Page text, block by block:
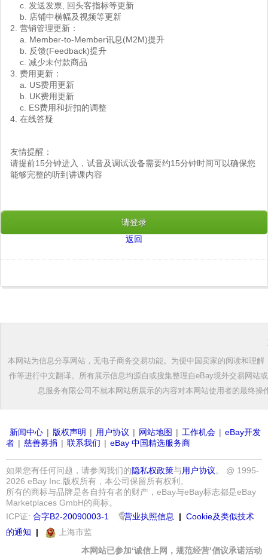
c. 发送发票, 回头客指标等更新
b. 店铺中横幅及视频等更新
2. 营销管理更新：
a. Member-to-Member讯息(M2M)提升
b. 反馈(Feedback)提升
c. 减少未付款商品
3. 费用更新：
a. US费用更新
b. UK费用更新
c. ES费用和折扣的调整
4. 在线答疑
友情提醒：
请提前15分钟进入，试音及调试设备需要约15分钟时间可以确保您
能够完整的听到讲课内容
请登录
返回
本网站为信息分享网站，无电子商务交易功能。为便中国卖家的阅读和理
作等进行中文翻译。所有展示信息均源自或搜集整理自eBay境外交易网站
息服务有限公司不就本网站所展示的内容对本网站使用者的最终
新闻中心 | 版权声明 | 用户协议 | 网站地图 | 工作机会 | eBay开发
者 | 慈善募捐 | 联系我们 | eBay 中国精选服务商
如果您有任何问题，请参阅我们的隐私权政策与用户协议。 @ 1995-
2026 eBay Inc.版权所有，本公司保留所有权利。
所有的商标与品牌是各自持有者的财产，eBay与eBay标志都是eBay
Marketplaces GmbH的商标。
ICP证: 合字B2-20090003-1 营业执照信息 | Cookie及类似技术
的通知 |
上海市监
本网站已参加‘诚信上网，规范经营’倡议承诺活动